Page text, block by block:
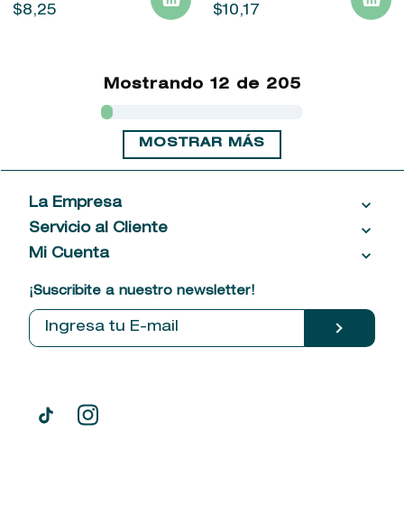
$8,25 $10,17
Mostrando 12 de 205
MOSTRAR MÁS
La Empresa
Acerca de las Fragancias
Ventas al por mayor
Política de entrega
Tiendas
Servicio al Cliente
Contáctanos
Comprobantes electrónicos
Mi Cuenta
¡Suscribite a nuestro newsletter!